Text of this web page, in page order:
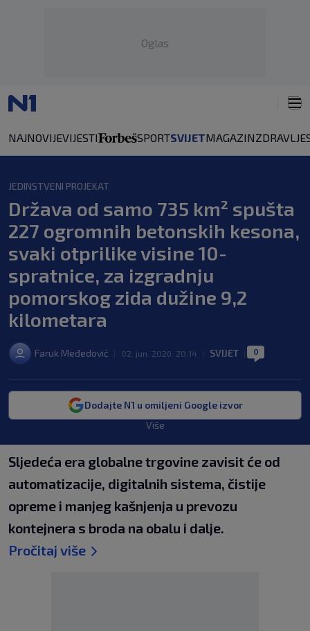
Oglas
NAJNOVIJEVIJESTI SPORTSVIJETMAGAZINZDRAVLJE
JEDINSTVENI PROJEKAT
Država od samo 735 km² spušta
227 ogromnih betonskih kesona,
svaki otprilike visine 10-
spratnice, za izgradnju
pomorskog zida dužine 9,2
kilometara
Faruk Međedović 02. jun. 2026. 20:14 SVIJET 0
Dodajte N1 u omiljeni Google izvor
Više
Sljedeća era globalne trgovine zavisit će od
automatizacije, digitalnih sistema, čistije
opreme i manjeg kašnjenja u prevozu
kontejnera s broda na obalu i dalje.
Pročitaj više